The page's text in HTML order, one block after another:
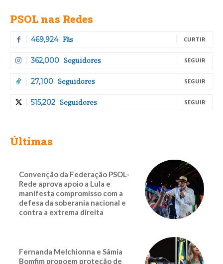
PSOL nas Redes
469,924 Fãs CURTIR
362,000 Seguidores SEGUIR
27,100 Seguidores SEGUIR
515,202 Seguidores SEGUIR
Últimas
Convenção da Federação PSOL-
Rede aprova apoio a Lula e
manifesta compromisso com a
defesa da soberania nacional e
contra a extrema direita
Fernanda Melchionna e Sâmia
Bomfim propoem proteção de